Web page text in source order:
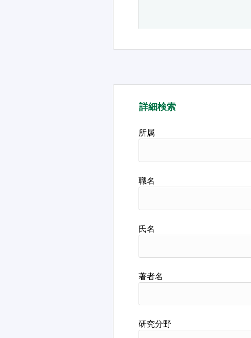
詳細検索
所属
職名
氏名
著者名
研究分野